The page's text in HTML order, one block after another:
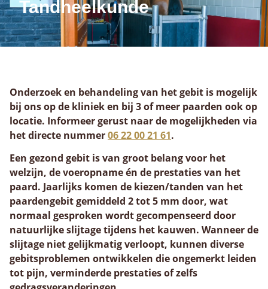
Tandheelkunde
Onderzoek en behandeling van het gebit is mogelijk
bij ons op de kliniek en bij 3 of meer paarden ook op
locatie. Informeer gerust naar de mogelijkheden via
het directe nummer06 22 00 21 61.
Een gezond gebit is van groot belang voor het
welzijn, de voeropname én de prestaties van het
paard. Jaarlijks komen de kiezen/tanden van het
paardengebit gemiddeld 2 tot 5 mm door, wat
normaal gesproken wordt gecompenseerd door
natuurlijke slijtage tijdens het kauwen. Wanneer de
slijtage niet gelijkmatig verloopt, kunnen diverse
gebitsproblemen ontwikkelen die ongemerkt leiden
tot pijn, verminderde prestaties of zelfs